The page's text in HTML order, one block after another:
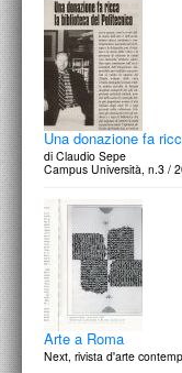
Una donazione fa
di Claudio Sepe
Campus Università, n.3 /
Arte a Roma
Next, rivista d'arte